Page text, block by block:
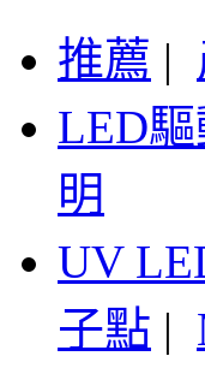
推薦 |
LED
明
UV
子點 |